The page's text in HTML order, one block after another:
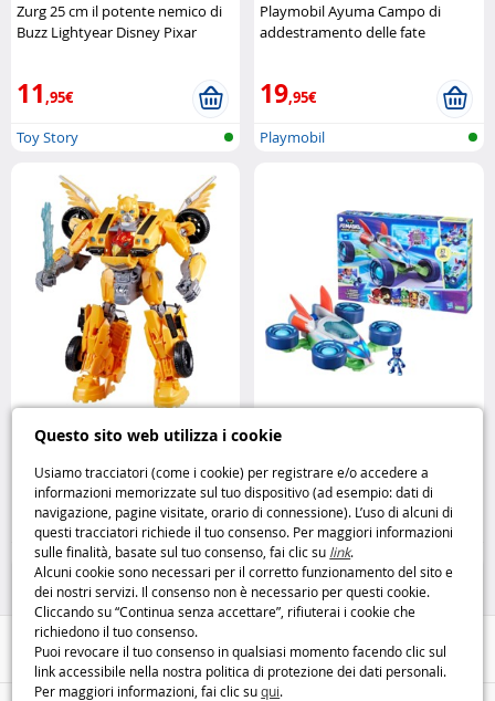
Questo sito web utilizza i cookie
Usiamo tracciatori (come i cookie) per registrare e/o accedere a
informazioni memorizzate sul tuo dispositivo (ad esempio: dati di
navigazione, pagine visitate, orario di connessione). L’uso di alcuni di
questi tracciatori richiede il tuo consenso. Per maggiori informazioni
sulle finalità, basate sul tuo consenso, fai clic su link.
Alcuni cookie sono necessari per il corretto funzionamento del sito e
dei nostri servizi. Il consenso non è necessario per questi cookie.
Cliccando su “Continua senza accettare”, rifiuterai i cookie che
richiedono il tuo consenso.
Puoi revocare il tuo consenso in qualsiasi momento facendo clic sul
link accessibile nella nostra politica di protezione dei dati personali.
Per maggiori informazioni, fai clic suqui.
Zurg 25 cm il potente nemico di
Buzz Lightyear Disney Pixar
11,95€
Toy Story
Playmobil Ayuma Campo di
addestramento delle fate
19,95€
Playmobil
Transformers Bumblebee Rise of
in azione Hasbro
27,95€
Figurine
PJ Masks Veicolo Pyj’Arpenteur
supereroi della notte Hasbro
26,99€
Figurine
Aiuto / Contatti